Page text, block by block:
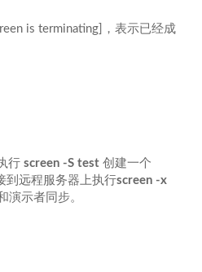
is terminating]，表示已经成
行 screen -S test 创建一个
到远程服务器上执行screen -x
演示者同步。